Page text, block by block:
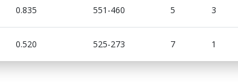
0.835 551-460 5 3
0.520 525-273 7 1